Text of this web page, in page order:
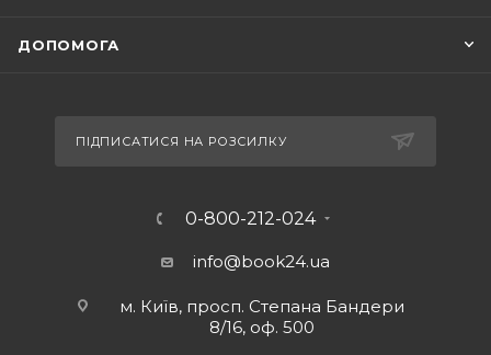
ДОПОМОГА
ПІДПИСАТИСЯ НА РОЗСИЛКУ
0-800-212-024
info@book24.ua
м. Київ, просп. Степана Бандери
8/16, оф. 500